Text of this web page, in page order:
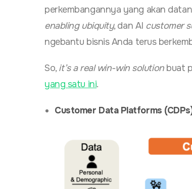
perkembangannya yang akan
enabling ubiquity, dan AI customer
ngebantu bisnis Anda terus
So, it’s a real win-win solutionbuat
yang satu ini.
Customer Data Platforms